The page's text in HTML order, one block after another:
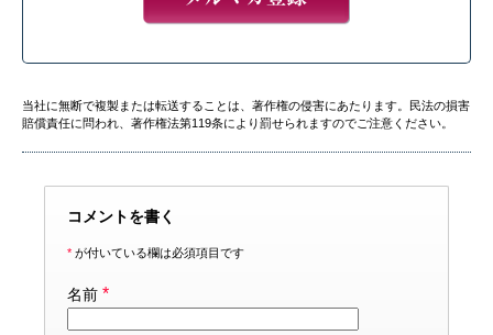
当社に無断で複製または転送することは、著作権の侵害にあたります。民法の損害
賠償責任に問われ、著作権法第119条により罰せられますのでご注意ください。
コメントを書く
* が付いている欄は必須項目です
名前 *